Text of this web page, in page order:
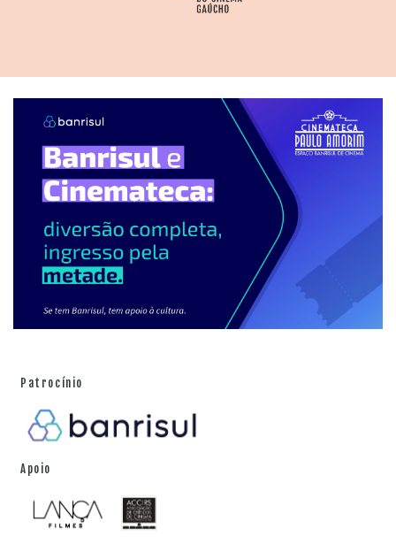
Patrocínio
Apoio